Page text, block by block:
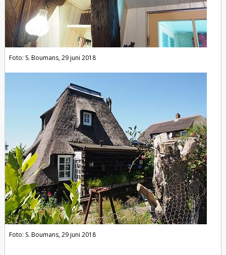
Foto: S. Boumans, 29 juni 2018
Foto: S. Boumans, 29 juni 2018